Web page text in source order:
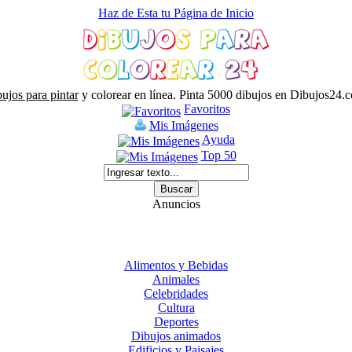
Haz de Esta tu Página de Inicio
para pintary colorear en línea. Pinta 5000 dibujos en
Favoritos
Mis Imágenes
Ayuda
Top 50
Anuncios
Alimentos y Bebidas
Animales
Celebridades
Cultura
Deportes
Dibujos animados